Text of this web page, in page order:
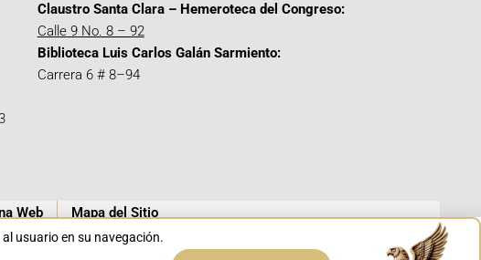
Claustro Santa Clara – Hemeroteca del Congreso:
Calle 9 No. 8 – 92
Biblioteca Luis Carlos Galán Sarmiento:
Carrera 6 # 8–94
Web Mapa del Sitio
usuario en su navegación.